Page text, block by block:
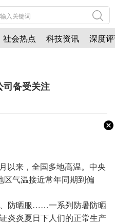
社会热点 科技资讯 深度
司备受关注
以来，全国多地高温。中央
气温接近常年同期到偏
防晒服……一系列防暑防晒
炎炎夏日下人们的正常生产